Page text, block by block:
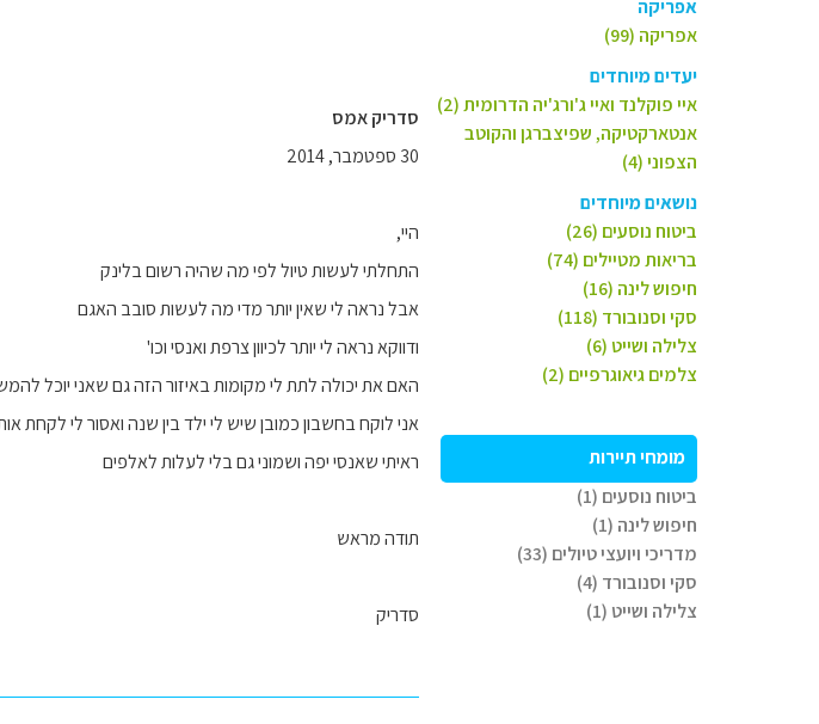
אפריקה
אפריקה (99)
יעדים מיוחדים
איי פוקלנד ואיי ג'ורג'יה הדרומית (2)
אנטארקטיקה, שפיצברגן והקוטב
הצפוני (4)
נושאים מיוחדים
ביטוח נוסעים (26)
בריאות מטיילים (74)
חיפוש לינה (16)
סקי וסנובורד (118)
צלילה ושייט (6)
צלמים גיאוגרפיים (2)
מומחי תיירות
ביטוח נוסעים (1)
חיפוש לינה (1)
מדריכי ויועצי טיולים (33)
סקי וסנובורד (4)
צלילה ושייט (1)
סדריק אמס
30 ספטמבר, 2014
היי,
התחלתי לעשות טיול לפי מה שהיה רשום בלינק
אבל נראה לי שאין יותר מדי מה לעשות סובב האגם
ודווקא נראה לי יותר לכיוון צרפת ואנסי וכו'
האם את יכולה לתת לי מקומות באיזור הזה גם שאני יוכל
אני לוקח בחשבון כמובן שיש לי ילד בין שנה ואסור לי לקחת
ראיתי שאנסי יפה ושמוני גם בלי לעלות לאלפים
תודה מראש
סדריק